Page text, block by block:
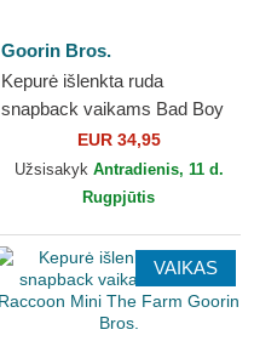
Goorin Bros.
Kepurė išlenkta ruda
snapback vaikams Bad Boy
Mini The Farm Goorin Bros.
EUR 34,95
Užsisakyk Antradienis, 11 d.
Rugpjūtis
VAIKAS